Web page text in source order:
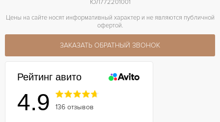
ЮЛ772201001
Цены на сайте носят информативный характер и не являются публичной
офертой.
ЗАКАЗАТЬ ОБРАТНЫЙ ЗВОНОК
Рейтинг авито
4.9 136 отзывов